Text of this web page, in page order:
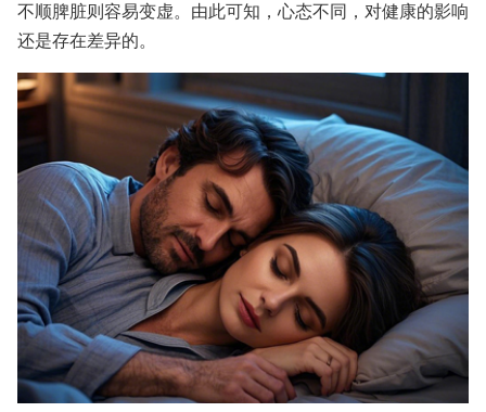
不顺脾脏则容易变虚。由此可知，心态不同，对健康的影响
还是存在差异的。